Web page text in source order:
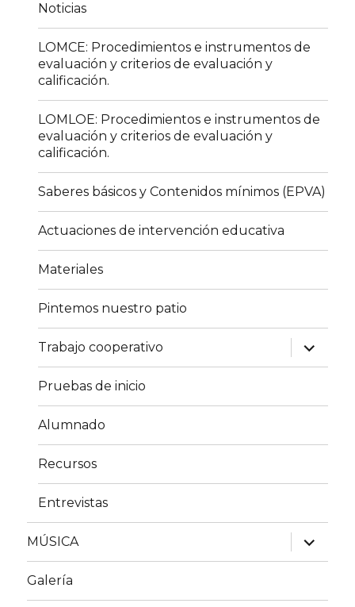
Noticias
LOMCE: Procedimientos e instrumentos de
evaluación y criterios de evaluación y
calificación.
LOMLOE: Procedimientos e instrumentos de
evaluación y criterios de evaluación y
calificación.
Saberes básicos y Contenidos mínimos (EPVA)
Actuaciones de intervención educativa
Materiales
Pintemos nuestro patio
Trabajo cooperativo
expande
el
menú
Pruebas de inicio
Alumnado
Recursos
Entrevistas
MÚSICA
expande
el
menú
Galería